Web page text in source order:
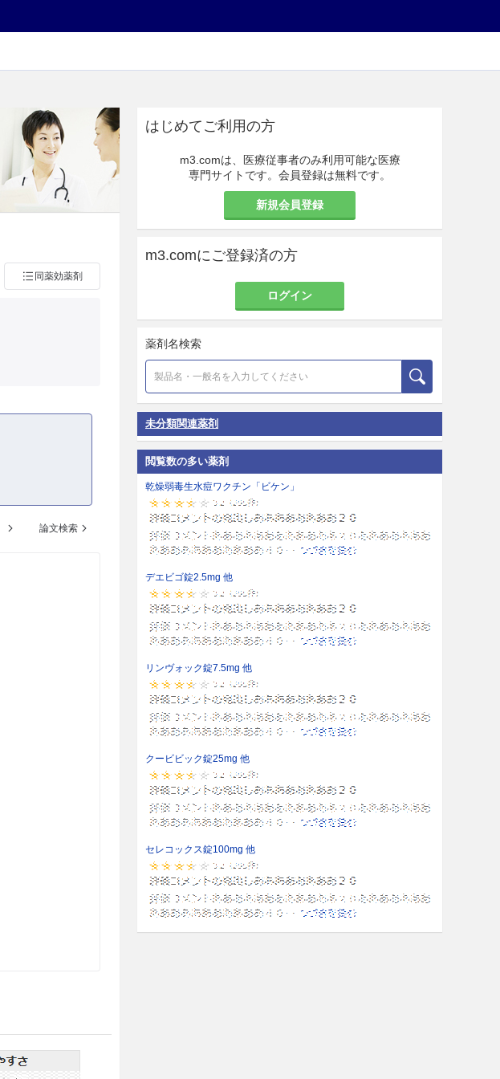
同薬効薬剤
論文検索
はじめてご利用の方
m3.comは、医療従事者のみ利用可能な医療
専門サイトです。会員登録は無料です。
新規会員登録
m3.comにご登録済の方
ログイン
薬剤名検索
未分類関連薬剤
閲覧数の多い薬剤
乾燥弱毒生水痘ワクチン「ビケン」
デエビゴ錠2.5mg 他
リンヴォック錠7.5mg 他
クービビック錠25mg 他
セレコックス錠100mg 他